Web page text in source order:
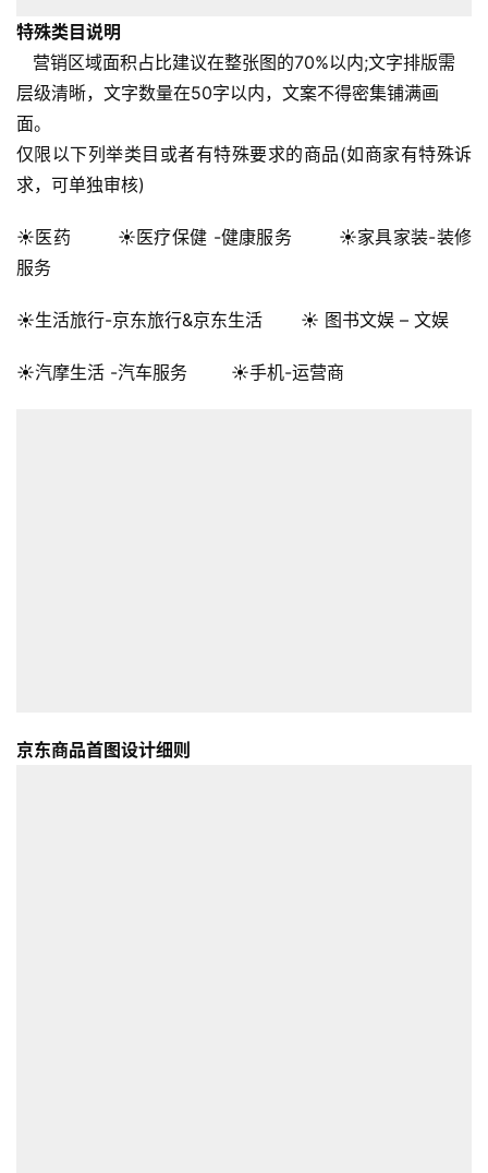
全
球
开
店
跨
百
科
社
营
特殊类目说明
营销区域面积占比建议在整张图的70%以内;文字排版需
层级清晰，文字数量在50字以内，文案不得密集铺满画
面。
仅限以下列举类目或者有特殊要求的商品(如商家有特殊诉
求，可单独审核)
☀医药 ☀医疗保健 -健康服务 ☀家具家装-装修
服务
☀生活旅行-京东旅行&京东生活 ☀ 图书文娱 – 文娱
☀汽摩生活 -汽车服务 ☀手机-运营商
京东商品首图设计细则